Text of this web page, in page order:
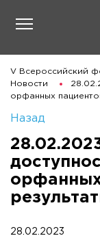
V Всероссийский
Новости
орфанных
Назад
28.02.2023